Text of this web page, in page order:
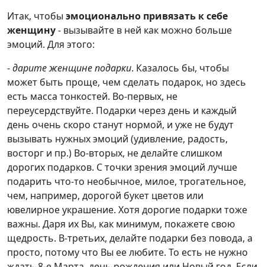
Итак, чтобы эмоционально привязать к себе
женщину- вызывайте в ней как можно больше
эмоций. Для этого:
-дарите женщине подарки. Казалось бы, чтобы
может быть проще, чем сделать подарок, но здесь
есть масса тонкостей. Во-первых, не
переусердствуйте. Подарки через день и каждый
день очень скоро станут нормой, и уже не будут
вызывать нужных эмоций (удивление, радость,
восторг и пр.) Во-вторых, не делайте слишком
дорогих подарков. С точки зрения эмоций лучше
подарить что-то необычное, милое, трогательное,
чем, например, дорогой букет цветов или
ювелирное украшение. Хотя дорогие подарки тоже
важны. Даря их Вы, как минимум, покажете свою
щедрость. В-третьих, делайте подарки без повода, а
просто, потому что Вы ее любите. То есть не нужно